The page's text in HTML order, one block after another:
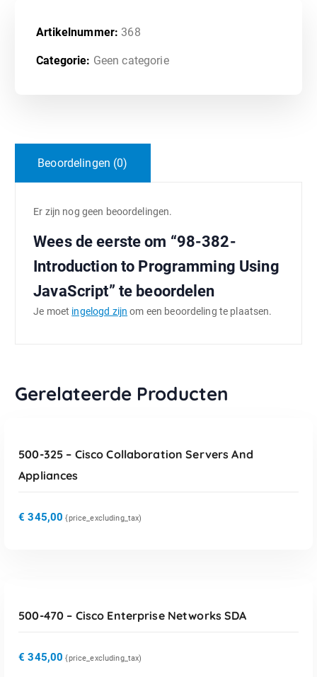
Artikelnummer: 368
Categorie: Geen categorie
Beoordelingen (0)
Er zijn nog geen beoordelingen.
Wees de eerste om “98-382-
Introduction to Programming Using
JavaScript” te beoordelen
Je moet ingelogd zijn om een beoordeling te plaatsen.
Gerelateerde Producten
500-325 – Cisco Collaboration Servers And
Appliances
€ 345,00 {price_excluding_tax)
500-470 – Cisco Enterprise Networks SDA
€ 345,00 {price_excluding_tax)